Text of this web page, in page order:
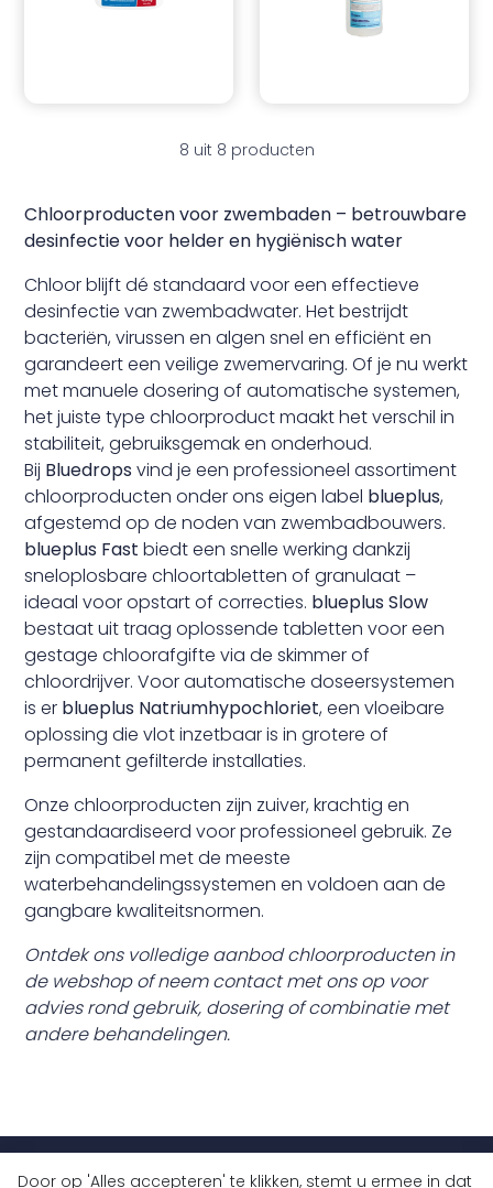
8 uit 8 producten
Chloorproducten voor zwembaden – betrouwbare
desinfectie voor helder en hygiënisch water
Chloor blijft dé standaard voor een effectieve
desinfectie van zwembadwater. Het bestrijdt
bacteriën, virussen en algen snel en efficiënt en
garandeert een veilige zwemervaring. Of je nu werkt
met manuele dosering of automatische systemen,
het juiste type chloorproduct maakt het verschil in
stabiliteit, gebruiksgemak en onderhoud.
Bij Bluedrops vind je een professioneel assortiment
chloorproducten onder ons eigen label blueplus,
afgestemd op de noden van zwembadbouwers.
blueplus Fast biedt een snelle werking dankzij
sneloplosbare chloortabletten of granulaat –
ideaal voor opstart of correcties. blueplus Slow
bestaat uit traag oplossende tabletten voor een
gestage chloorafgifte via de skimmer of
chloordrijver. Voor automatische doseersystemen
is er blueplus Natriumhypochloriet, een vloeibare
oplossing die vlot inzetbaar is in grotere of
permanent gefilterde installaties.
Onze chloorproducten zijn zuiver, krachtig en
gestandaardiseerd voor professioneel gebruik. Ze
zijn compatibel met de meeste
waterbehandelingssystemen en voldoen aan de
gangbare kwaliteitsnormen.
Ontdek ons volledige aanbod chloorproducten in
de webshop of neem contact met ons op voor
advies rond gebruik, dosering of combinatie met
andere behandelingen.
+32 (0)9 430 77 77
Door op 'Alles accepteren' te klikken, stemt u ermee in dat